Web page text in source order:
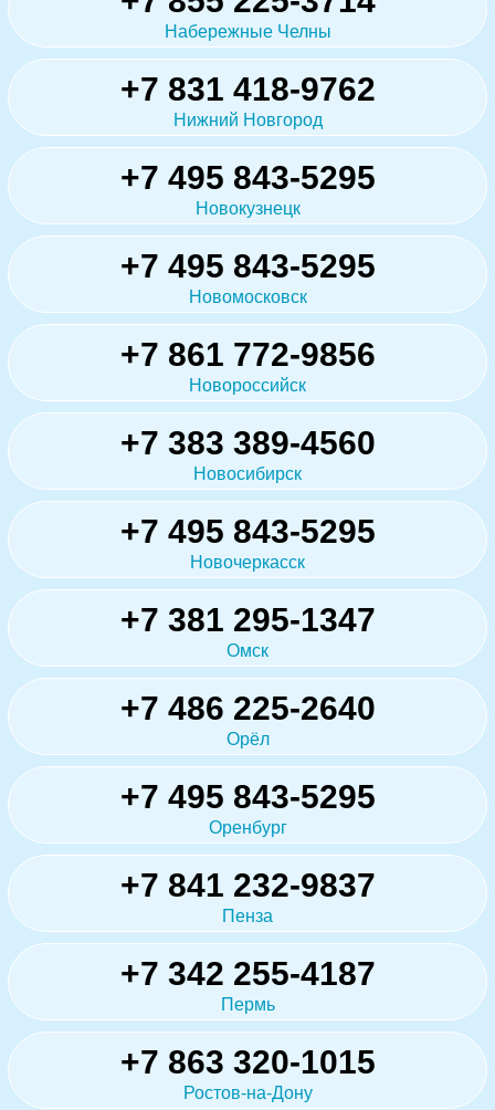
Набережные Челны
+7 831 418-9762
Нижний Новгород
+7 495 843-5295
Новокузнецк
+7 495 843-5295
Новомосковск
+7 861 772-9856
Новороссийск
+7 383 389-4560
Новосибирск
+7 495 843-5295
Новочеркасск
+7 381 295-1347
Омск
+7 486 225-2640
Орёл
+7 495 843-5295
Оренбург
+7 841 232-9837
Пенза
+7 342 255-4187
Пермь
+7 863 320-1015
Ростов-на-Дону